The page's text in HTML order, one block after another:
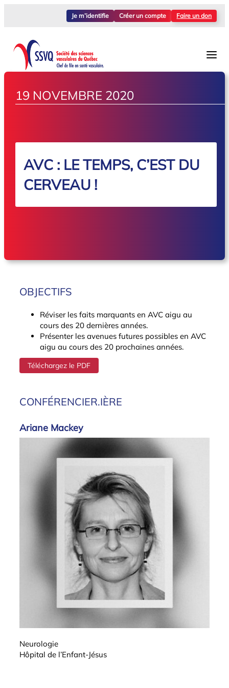
Je m’identifie Créer un compte Faire un don
19 NOVEMBRE 2020
AVC : LE TEMPS, C’EST DU
CERVEAU !
CONFÉRENCIER.IÈRE
Ariane Mackey
Neurologie
Hôpital de l’Enfant-Jésus
OBJECTIFS
Réviser les faits marquants en AVC aigu au
cours des 20 dernières années.
Présenter les avenues futures possibles en AVC
aigu au cours des 20 prochaines années.
Téléchargez le PDF